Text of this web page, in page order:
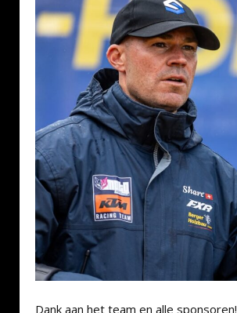
Dank aan het team en alle sponsoren!